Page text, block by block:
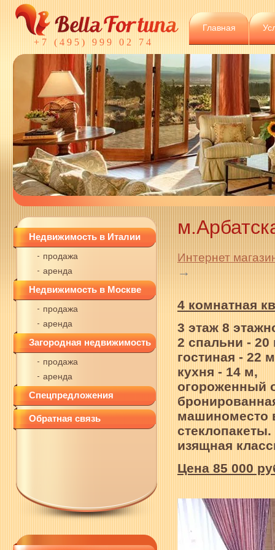
+7 (495) 999 02 74
Главная
Недвижимость в Италии
продажа
аренда
Недвижимость в Москве
продажа
аренда
Загородная недвижимость
продажа
аренда
Спецпредложения
Обратная связь
Интернет
→
4 комнатная
3 этаж 8
2 спальни - 20
гостиная - 22
кухня - 14 м,
огороженный
машиноместо
изящная
Цена 85 000